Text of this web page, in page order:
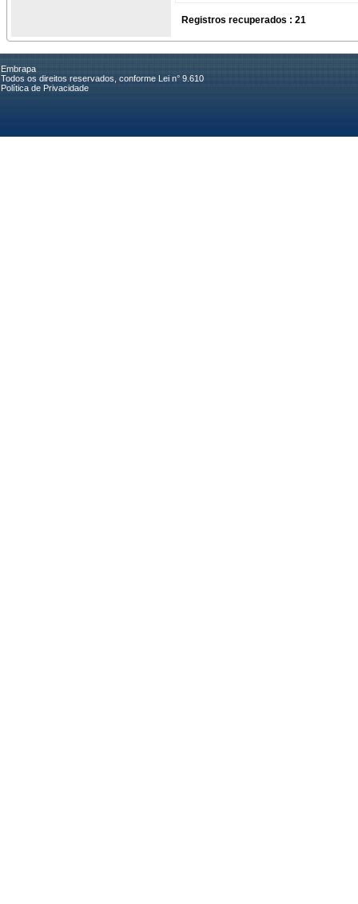
Registros recuperados : 21
Embrapa
Todos os direitos reservados, conforme Lei n° 9.610
Política de Privacidade